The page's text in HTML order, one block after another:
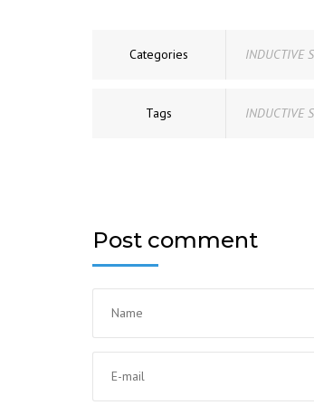
Categories INDUCTIVE
Tags INDUCTIVE
Post comment